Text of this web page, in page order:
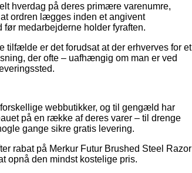
hverdag på deres primære varenumre,
ordren lægges inden et angivent
medarbejderne holder fyraften.
tilfælde er det forudsat at der erhverves for et
der ofte – uafhængig om man er ved
webbutikker, og til gengæld har
på en række af deres varer – til drenge
gange sikre gratis levering.
rabat på Merkur Futur Brushed Steel Razor
opnå den mindst kostelige pris.